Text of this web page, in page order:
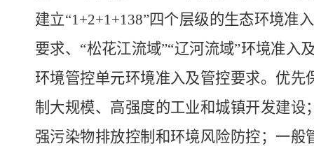
建立“1+2+1+138”四个层级的生态环境准
要求、“松花江流域”“辽河流域”环境准入
环境管控单元环境准入及管控要求。优
制大规模、高强度的工业和城镇开发建
强污染物排放控制和环境风险防控；一